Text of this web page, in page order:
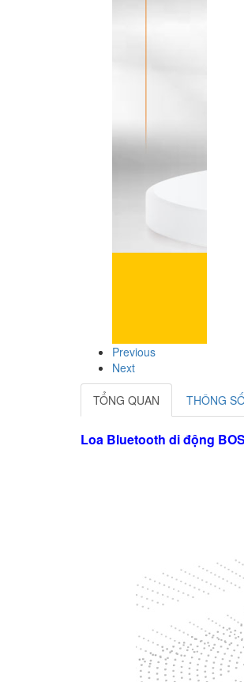
Previous
Next
TỔNG QUAN THÔNG
Loa Bluetooth di động